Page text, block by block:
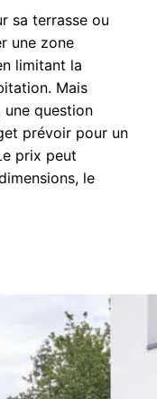
sa terrasse ou
une zone
limitant la
Mais
question
prévoir pour un
prix peut
le